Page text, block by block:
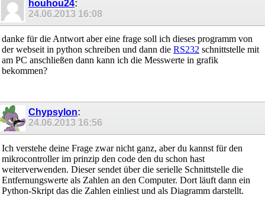
$framesize = 42
$swstack = 42
$hwstack = 42
$crystal = 16000000
$baud = 9600
Open "COMA.0:9600,8,N,2" For Output As #1
Open "COMA.1:9600,8,N,2" For Input As #2
Dim Entfernung As Integer
Dim V As Byte
   Wait 3
   Print ""
   Print ""
   Print "SRF02
RS232 Entfernungsmessung"
Print "SRF02 Ultraschall-Firmware Version:" ;
   Print "PA0 wird TX und PA1 wird als RX genutzt"
houhou24:
24.06.2013 16:08
danke für die Antwort aber eine frage soll ich dieses programm von
der webseit in python schreiben und dann die RS232 schnittstelle mit
am PC anschließen dann kann ich die Messwerte in grafik
bekommen?
Chypsylon:
24.06.2013 16:56
Ich verstehe deine Frage zwar nicht ganz, aber du kannst für den
mikrocontroller im prinzip den code den du schon hast
weiterverwenden. Dieser sendet über die serielle Schnittstelle die
Entfernungswerte als Zahlen an den Computer. Dort läuft dann ein
Python-Skript das die Zahlen einliest und als Diagramm darstellt.